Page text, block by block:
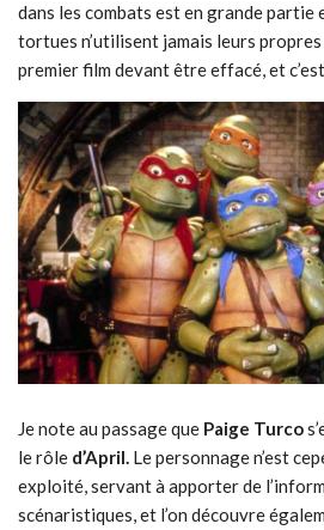
dans les combats est en grande partie
tortues n’utilisent jamais leurs
premier film devant être effacé, et
Je note au passage que Paige Turco
le rôle d’April. Le personnage n’est
exploité, servant à apporter de
scénaristiques, et l’on découvre